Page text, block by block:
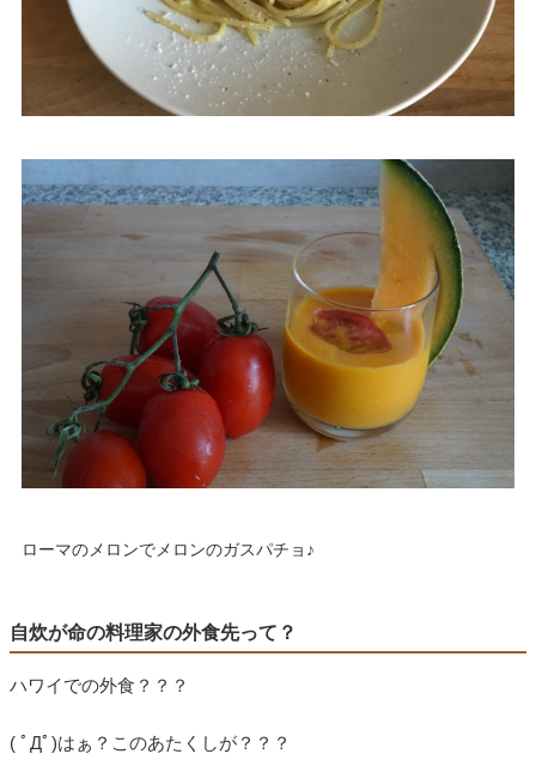
ローマのメロンでメロンのガスパチョ♪
自炊が命の料理家の外食先って？
ハワイでの外食？？？
( ﾟДﾟ)はぁ？このあたくしが？？？